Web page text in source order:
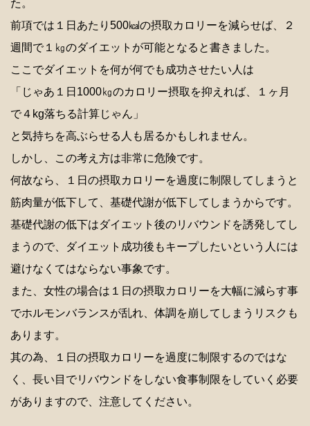
た。
前項では１日あたり500㎉の摂取カロリーを減らせば、２
週間で１㎏のダイエットが可能となると書きました。
ここでダイエットを何が何でも成功させたい人は
「じゃあ１日1000㎏のカロリー摂取を抑えれば、１ヶ月
で４kg落ちる計算じゃん」
と気持ちを高ぶらせる人も居るかもしれません。
しかし、この考え方は非常に危険です。
何故なら、１日の摂取カロリーを過度に制限してしまうと
筋肉量が低下して、基礎代謝が低下してしまうからです。
基礎代謝の低下はダイエット後のリバウンドを誘発してし
まうので、ダイエット成功後もキープしたいという人には
避けなくてはならない事象です。
また、女性の場合は１日の摂取カロリーを大幅に減らす事
でホルモンバランスが乱れ、体調を崩してしまうリスクも
あります。
其の為、１日の摂取カロリーを過度に制限するのではな
く、長い目でリバウンドをしない食事制限をしていく必要
がありますので、注意してください。